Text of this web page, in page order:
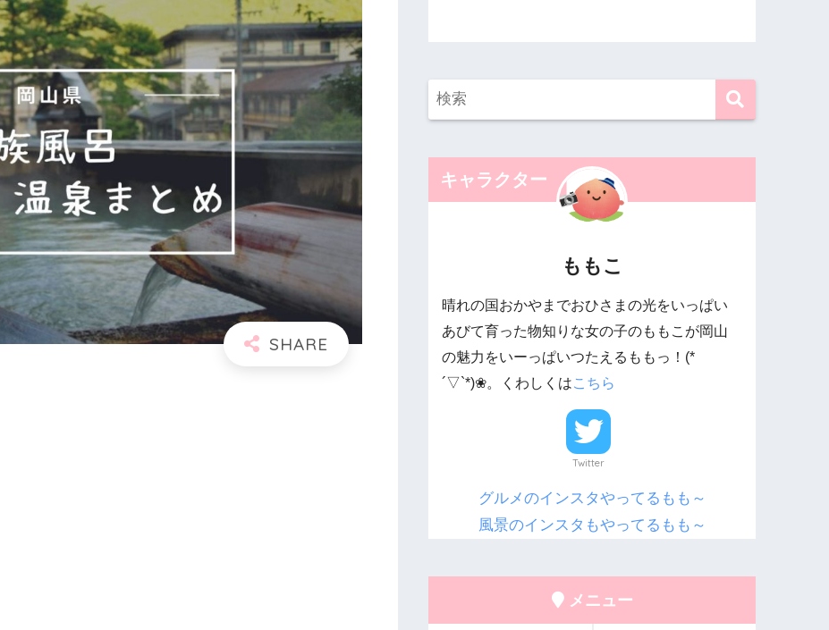
キャラクター
ももこ
晴れの国おかやまでおひさまの光をいっぱい
あびて育った物知りな女の子のももこが岡山
の魅力をいーっぱいつたえるももっ！(*
´▽`*)❀。くわしくはこちら
Twitter
グルメのインスタやってるもも～
風景のインスタもやってるもも～
メニュー